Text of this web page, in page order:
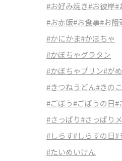
#お好み焼き#お彼岸#
#お赤飯#お食事#お饅
#かにかま#かぼちゃ
#かぼちゃグラタン
#かぼちゃプリン#が
#きつねうどん#きのこ
#ごぼう#ごぼうの日#
#さっぱり#さっぱり
#しらす#しらすの日#
#たいめいけん